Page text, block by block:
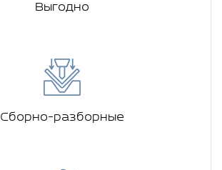
Выгодно
Сборно-разборные